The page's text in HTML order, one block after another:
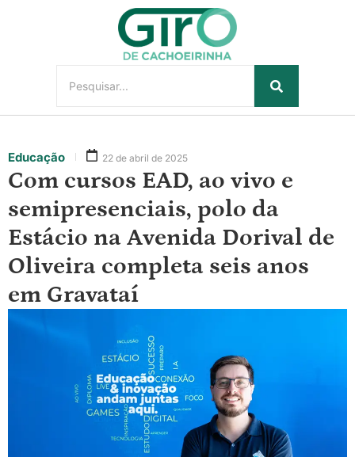
Educação 22 de abril de 2025
Com cursos EAD, ao vivo e
semipresenciais, polo da
Estácio na Avenida Dorival de
Oliveira completa seis anos
em Gravataí